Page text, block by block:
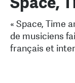
« Space, Time
de musiciens
français et